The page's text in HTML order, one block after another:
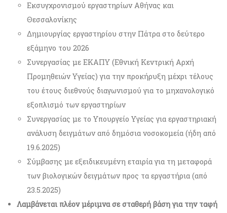
Εκσυγχρονισμού εργαστηρίων Αθήνας και
Θεσσαλονίκης
Δημιουργίας εργαστηρίου στην Πάτρα στο δεύτερο
εξάμηνο του 2026
Συνεργασίας με ΕΚΑΠΥ (Εθνική Κεντρική Αρχή
Προμηθειών Υγείας) για την προκήρυξη μέχρι τέλους
του έτους διεθνούς διαγωνισμού για το μηχανολογικό
εξοπλισμό των εργαστηρίων
Συνεργασίας με το Υπουργείο Υγείας για εργαστηριακή
ανάλυση δειγμάτων από δημόσια νοσοκομεία (ήδη από
19.6.2025)
Σύμβασης με εξειδικευμένη εταιρία για τη μεταφορά
των βιολογικών δειγμάτων προς τα εργαστήρια (από
23.5.2025)
Λαμβάνεται πλέον μέριμνα σε σταθερή βάση για την ταφή